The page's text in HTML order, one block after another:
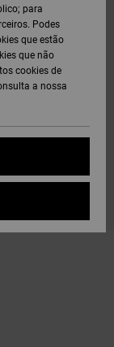
para
Podes
que estão
que não
cookies de
a nossa